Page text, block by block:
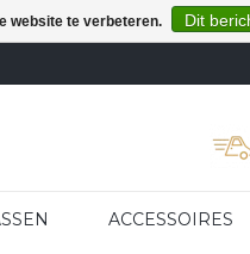
ACCESSOIRES
website te verbeteren. Dit